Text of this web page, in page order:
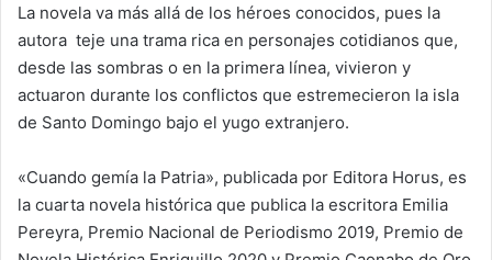
La novela va más allá de los héroes conocidos, pues la
autora teje una trama rica en personajes cotidianos que,
desde las sombras o en la primera línea, vivieron y
actuaron durante los conflictos que estremecieron la isla
de Santo Domingo bajo el yugo extranjero.
«Cuando gemía la Patria», publicada por Editora Horus, es
la cuarta novela histórica que publica la escritora Emilia
Pereyra, Premio Nacional de Periodismo 2019, Premio de